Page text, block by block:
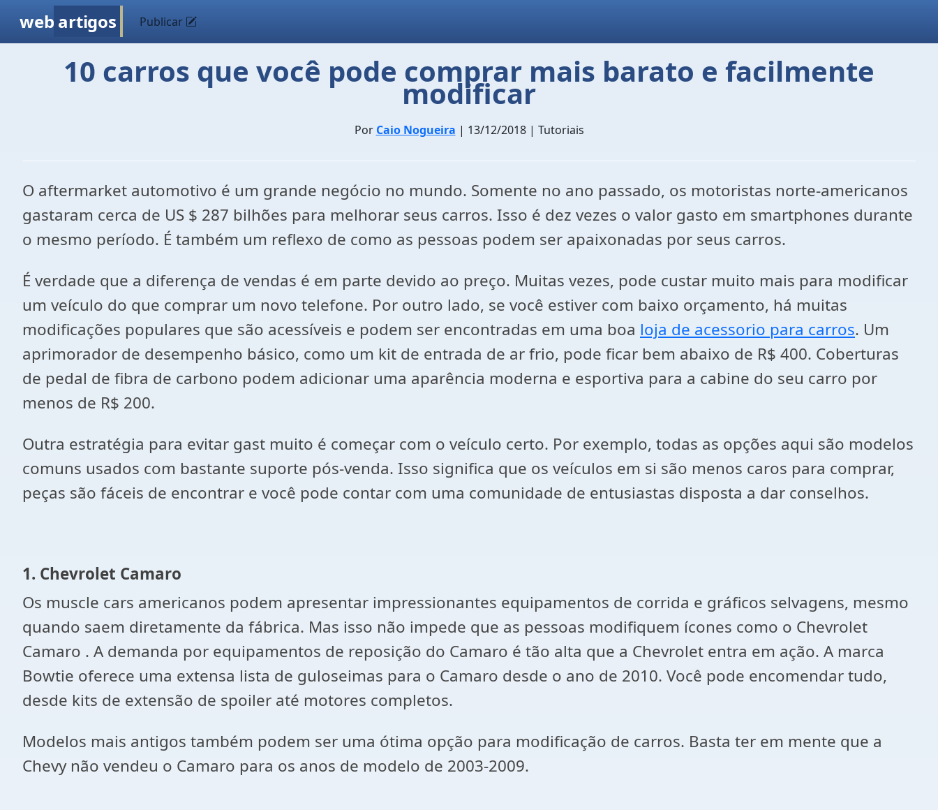
web artigos Publicar
10 carros que você pode comprar mais barato e facilmente
modificar
Por Caio Nogueira | 13/12/2018 | Tutoriais
O aftermarket automotivo é um grande negócio no mundo. Somente no ano passado, os motoristas norte-americanos
gastaram cerca de US $ 287 bilhões para melhorar seus carros. Isso é dez vezes o valor gasto em smartphones durante
o mesmo período. É também um reflexo de como as pessoas podem ser apaixonadas por seus carros.
É verdade que a diferença de vendas é em parte devido ao preço. Muitas vezes, pode custar muito mais para modificar
um veículo do que comprar um novo telefone. Por outro lado, se você estiver com baixo orçamento, há muitas
modificações populares que são acessíveis e podem ser encontradas em uma boa loja de acessorio para carros. Um
aprimorador de desempenho básico, como um kit de entrada de ar frio, pode ficar bem abaixo de R$ 400. Coberturas
de pedal de fibra de carbono podem adicionar uma aparência moderna e esportiva para a cabine do seu carro por
menos de R$ 200.
Outra estratégia para evitar gast muito é começar com o veículo certo. Por exemplo, todas as opções aqui são modelos
comuns usados ​​com bastante suporte pós-venda. Isso significa que os veículos em si são menos caros para comprar,
peças são fáceis de encontrar e você pode contar com uma comunidade de entusiastas disposta a dar conselhos.
1. Chevrolet Camaro
Os muscle cars americanos podem apresentar impressionantes equipamentos de corrida e gráficos selvagens, mesmo
quando saem diretamente da fábrica. Mas isso não impede que as pessoas modifiquem ícones como o Chevrolet
Camaro . A demanda por equipamentos de reposição do Camaro é tão alta que a Chevrolet entra em ação. A marca
Bowtie oferece uma extensa lista de guloseimas para o Camaro desde o ano de 2010. Você pode encomendar tudo,
desde kits de extensão de spoiler até motores completos.
Modelos mais antigos também podem ser uma ótima opção para modificação de carros. Basta ter em mente que a
Chevy não vendeu o Camaro para os anos de modelo de 2003-2009.